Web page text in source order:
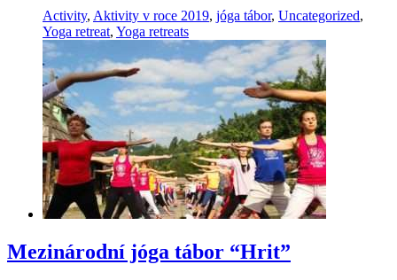
Activity, Aktivity v roce 2019, jóga tábor, Uncategorized,
Yoga retreat, Yoga retreats
Mezinárodní jóga tábor “Hrit”